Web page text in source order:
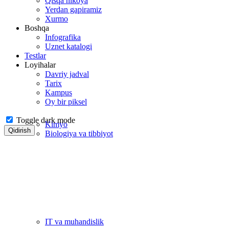
Yerdan gapiramiz
Xurmo
Boshqa
Infografika
Uznet katalogi
Testlar
Loyihalar
Davriy jadval
Tarix
Kampus
Oy bir piksel
Toggle dark mode
Qidirish
Kimyo
Biologiya va tibbiyot
IT va muhandislik